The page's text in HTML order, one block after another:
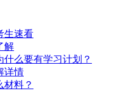
生速看
解
么要有学习计划？
详情
料？